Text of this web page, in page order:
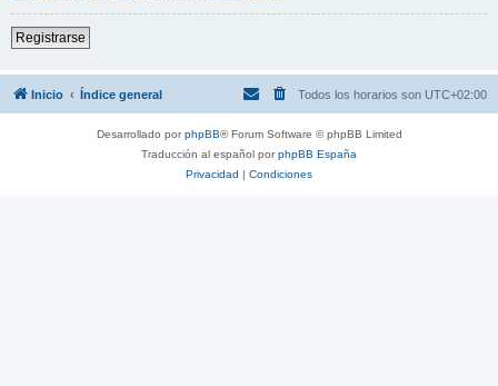
Registrarse
Inicio Índice general Todos los horarios son UTC+02:00
Desarrollado porphpBB® Forum Software © phpBB Limited
Traducción al español porphpBB España
Privacidad | Condiciones